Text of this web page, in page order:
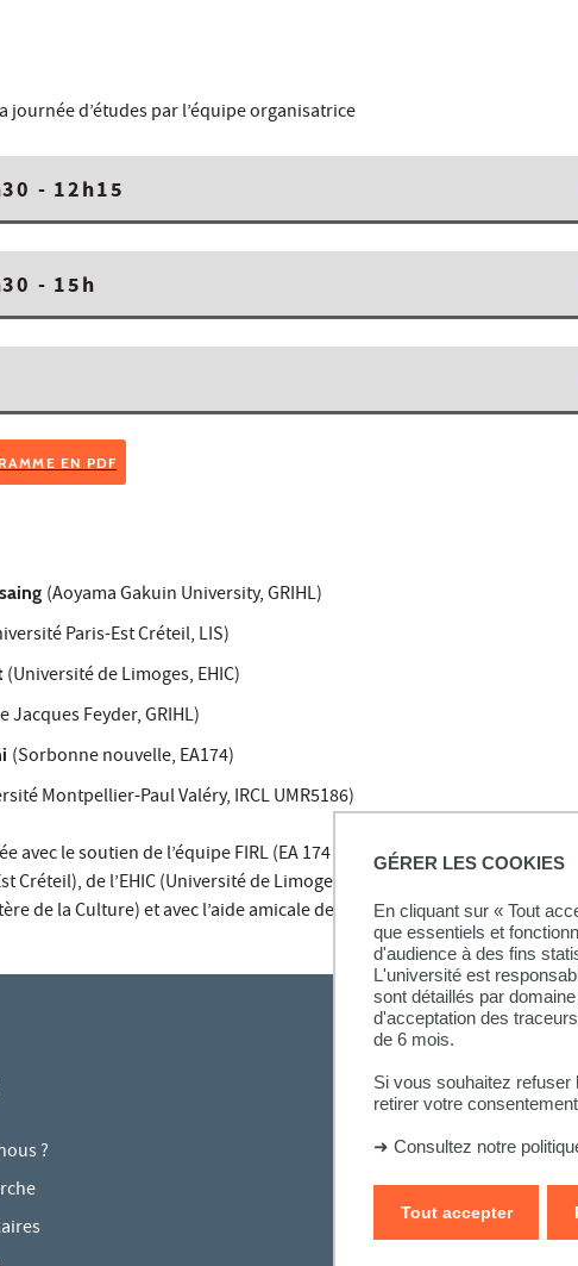
GÉRER LES COOKIES
En cliquant sur « Tout
que essentiels et
d'audience à des fins
L'université est
sont détaillés par
d'acceptation des
de 6 mois.
Si vous souhaitez
retirer votre
➜ Consultez notre
Tout accepter
journée d’études par l’équipe organisatrice
- 12h15
- 15h
EN PDF
(Aoyama Gakuin University, GRIHL)
Paris-Est Créteil, LIS)
(Université de Limoges, EHIC)
Jacques Feyder, GRIHL)
(Sorbonne nouvelle, EA174)
Montpellier-Paul Valéry, IRCL UMR5186)
avec le soutien de l’équipe FIRL (EA 174 – Université de la Sorbonne
Créteil), de l’EHIC (Université de Limoges) de l’IRCL (Université Paul-
de la Culture) et avec l’aide amicale de François Trémolières.
?